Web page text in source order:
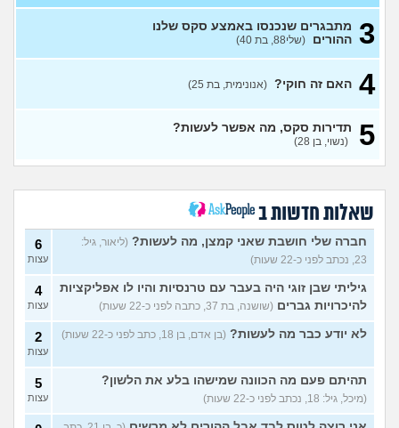
(נערה, בת 16)
עשיתי את זה בפעם הראשונה
עם בן מהשכבה… ועכשיו אני
מתה מפחד שהוא יספר לכולם
עצות
מפנטז על חבר טוב שלי
האם חוויתי תקיפה מינית?
(רוויטל, בת 24)
14
עצות
בנות,אתן הייתן "מסדרות" את
אח שלכם במצב כזה?
(לוחם שקרוב ל'חרור, בן 21)
מסאג׳יסט מעורער
(מסאג׳יסט מעורער, בן 26)
4
עצות
אנחנו מקיימים יחסים עם
בגדים וזה לא מפריע לבעלי,
מה לעשות?
(דיאנה, בת 42)
5
עצות
מחזור לאחר כמה שעות, זה
9
3 מתבגרים שנכנסו באמצע סקס שלנו
ההורים (שלי88, בת 40)
4 האם זה חוקי? (אנונימית, בת 25)
5 תדירות סקס, מה אפשר לעשות?
(נשוי, בן 28)
שאלות חדשות ב
חברה שלי חושבת שאני קמצן, מה לעשות? (ליאור, גיל:
23, נכתב לפני כ-22 שעות)
6
עצות
גיליתי שבן זוגי היה בעבר עם טרנסיות והיו לו אפליקציות
להיכרויות גברים (שושנה, בת 37, כתבה לפני כ-22 שעות)
4
עצות
לא יודע כבר מה לעשות? (בן אדם, בן 18, כתב לפני כ-22 שעות) 2
עצות
תהיתם פעם מה הכוונה שמישהו בלע את הלשון?
(מיכל, גיל: 18, נכתב לפני כ-22 שעות)
5
עצות